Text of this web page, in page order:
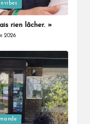
rien lâcher. »
2026